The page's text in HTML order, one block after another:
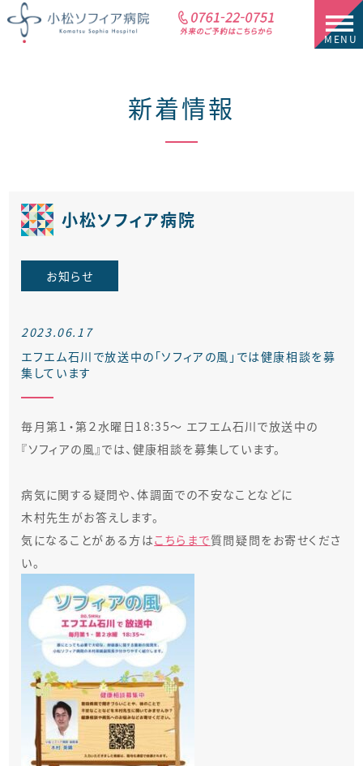
新着情報
小松ソフィア病院
お知らせ
2023.06.17
エフエム石川で放送中の「ソフィアの風」では健康相談を募
集しています
毎月第１・第２水曜日18:35〜 エフエム石川で放送中の
『ソフィアの風』では、健康相談を募集しています。
病気に関する疑問や、体調面での不安なことなどに
木村先生がお答えします。
気になることがある方はこちらまで質問疑問をお寄せくださ
い。